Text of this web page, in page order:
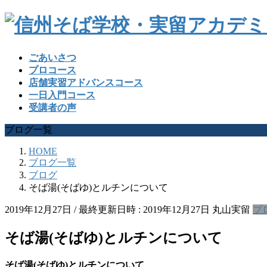
ごあいさつ
プロコース
店舗実習アドバンスコース
一日入門コース
受講者の声
ブログ一覧
HOME
ブログ一覧
ブログ
そば湯(そばゆ)とルチンについて
2019年12月27日 / 最終更新日時 : 2019年12月27日 丸山実留 ブ
そば湯(そばゆ)とルチンについて
そば湯(そばゆ)とルチンについて